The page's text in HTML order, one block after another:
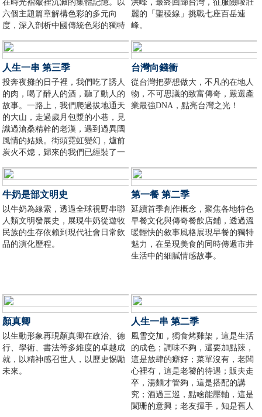
在時光褶皺裡沉澱的集體記憶。以
六個主題篇章解構色彩的多元向
度，深入剖析中國傳統色彩的獨特
洪峰，最終回歸台灣，征服險峻壯
麗的「聖稜線」挑戰七座百岳連
峰。
人生一串 第三季
投奔夜攤的日子裡，我們吃了誘人
的肉，喝了醉人的酒，聽了動人的
故事。一路上，我們爬過拔地通天
的大山，走過歲月包漿的小巷，見
識過滄桑精幹的老漢，遇到過異國
風情的姑娘。街頭霓虹變幻，爐前
炭火不熄，歸來的我們已經裝了一
們，邊吃邊聊。
台灣向錢衝
從台灣把夢想做大，不凡的在地人
物，不可思議的致富傳奇，嚴選產
業最強DNA，點亮台灣之光！
牛奶是部文明史
以牛奶為線索，透過全球視野串聯
人類文明發展史，展現牛奶從遊牧
民族的生存依賴到現代社會日常飲
品的演化歷程。
第一餐 第二季
延續首季創作概念，聚焦各地特色
早餐文化與傳奇餐飲店鋪，透過溫
暖輕快的敘事風格展現早餐的獨特
魅力，在呈現美食的同時傳遞市井
生活中的細膩情感故事。
顏真卿
以生動形象再現顏真卿在政治、德
行、學術、書法等多維度的卓越成
就，以精神感召世人，以歷史惕勵
未來。
人生一串 第二季
風雪交加，獨食烤雞架，這是生活
的成色；調味不夠，還要加點辣，
這是放肆的癖好；菜單沒有，老闆
心裡有，這是老饕的待遇；販夫走
卒，湯麵才管夠，這是搭配的講
究；酒過三巡，點啥能壓軸，這是
闌珊的意興；老友揮手，知是舊人